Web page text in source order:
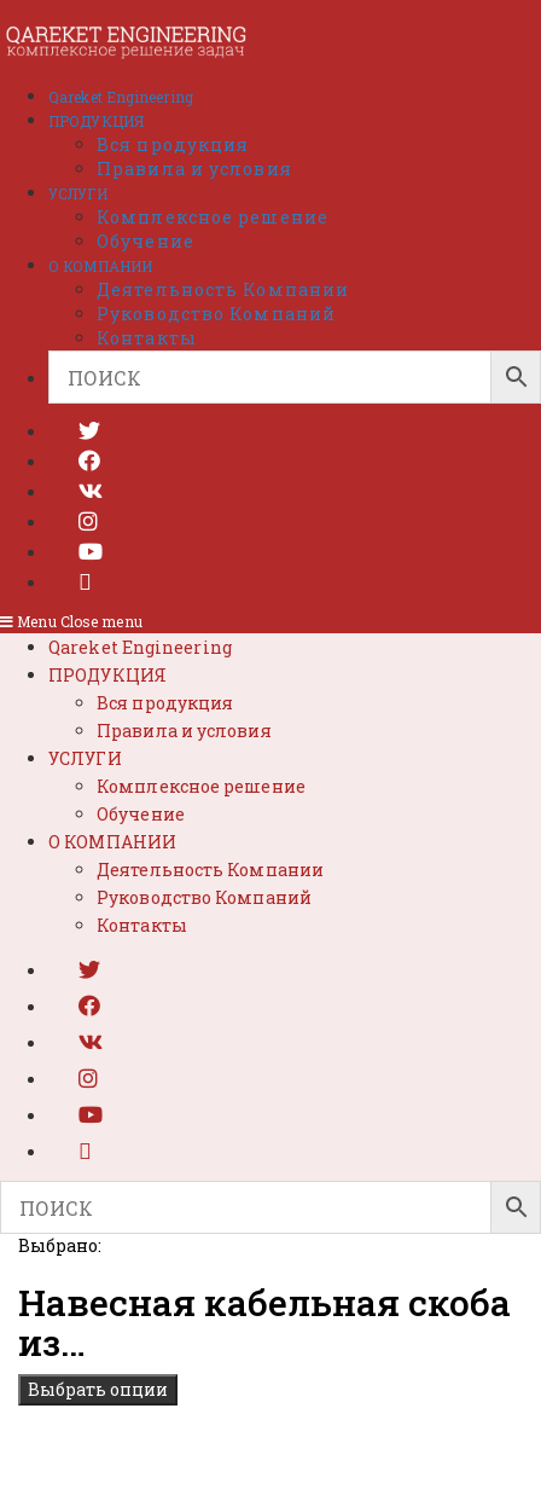
к
содержимому
Qareket Engineering
ПРОДУКЦИЯ
Вся продукция
Правила и условия
УСЛУГИ
Комплексное решение
Обучение
О КОМПАНИИ
Деятельность Компании
Руководство Компаний
Контакты
Menu Close menu
Qareket Engineering
ПРОДУКЦИЯ
Вся продукция
Правила и условия
УСЛУГИ
Комплексное решение
Обучение
О КОМПАНИИ
Деятельность Компании
Руководство Компаний
Контакты
Выбрано:
Навесная кабельная скоба
из…
Выбрать опции